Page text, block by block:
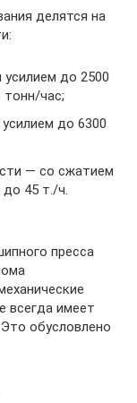
делятся на
до 2500
час;
до 6300
— со сжатием
45 т./ч.
пресса
всегда имеет
обусловлено